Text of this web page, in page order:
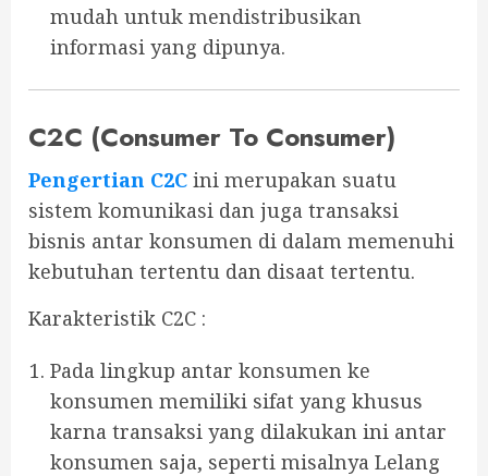
mudah untuk mendistribusikan
informasi yang dipunya.
C2C (Consumer To Consumer)
Pengertian C2C ini merupakan suatu
sistem komunikasi dan juga transaksi
bisnis antar konsumen di dalam memenuhi
kebutuhan tertentu dan disaat tertentu.
Karakteristik C2C :
Pada lingkup antar konsumen ke
konsumen memiliki sifat yang khusus
karna transaksi yang dilakukan ini antar
konsumen saja, seperti misalnya Lelang